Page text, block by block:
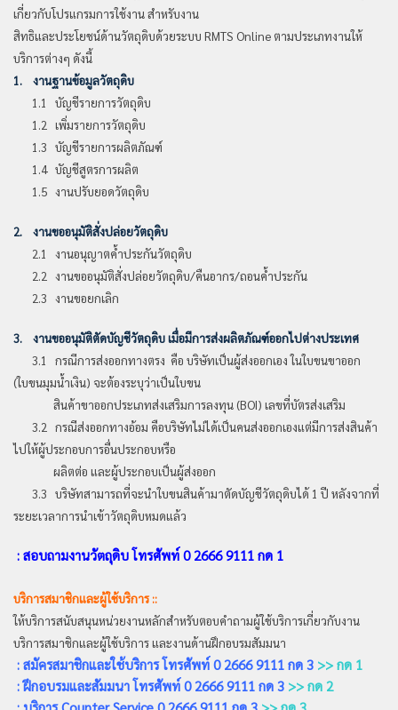
เกี่ยวกับโปรแกรมการใช้งาน สำหรับงาน
สิทธิและประโยชน์ด้านวัตถุดิบด้วยระบบ RMTS Online ตามประเภทงานให้
บริการต่างๆ ดังนี้
1. งานฐานข้อมูลวัตถุดิบ
1.1 บัญชีรายการวัตถุดิบ
1.2 เพิ่มรายการวัตถุดิบ
1.3 บัญชีรายการผลิตภัณฑ์
1.4 บัญชีสูตรการผลิต
1.5 งานปรับยอดวัตถุดิบ
2. งานขออนุมัติสั่งปล่อยวัตถุดิบ
2.1 งานอนุญาตค้ำประกันวัตถุดิบ
2.2 งานขออนุมัติสั่งปล่อยวัตถุดิบ/คืนอากร/ถอนค้ำประกัน
2.3 งานขอยกเลิก
3. งานขออนุมัติตัดบัญชีวัตถุดิบ เมื่อมีการส่งผลิตภัณฑ์ออกไปต่างประเทศ
3.1 กรณีการส่งออกทางตรง คือ บริษัทเป็นผู้ส่งออกเอง ในใบขนขาออก
(ใบขนมุมน้ำเงิน) จะต้องระบุว่าเป็นใบขน
สินค้าขาออกประเภทส่งเสริมการลงทุน (BOI) เลขที่บัตรส่งเสริม
3.2 กรณีส่งออกทางอ้อม คือบริษัทไม่ได้เป็นคนส่งออกเองแต่มีการส่งสินค้า
ไปให้ผู้ประกอบการอื่นประกอบหรือ
ผลิตต่อ และผู้ประกอบเป็นผู้ส่งออก
3.3 บริษัทสามารถที่จะนำใบขนสินค้ามาตัดบัญชีวัตถุดิบได้ 1 ปี หลังจากที่
ระยะเวลาการนำเข้าวัตถุดิบหมดแล้ว
: สอบถามงานวัตถุดิบ โทรศัพท์ 0 2666 9111 กด 1
บริการสมาชิกและผู้ใช้บริการ ::
ให้บริการสนับสนุนหน่วยงานหลักสำหรับตอบคำถามผู้ใช้บริการเกี่ยวกับงาน
บริการสมาชิกและผู้ใช้บริการ และงานด้านฝึกอบรมสัมมนา
: สมัครสมาชิกและใช้บริการ โทรศัพท์ 0 2666 9111 กด 3 >> กด 1
: ฝึกอบรมและสัมมนา โทรศัพท์ 0 2666 9111 กด 3 >> กด 2